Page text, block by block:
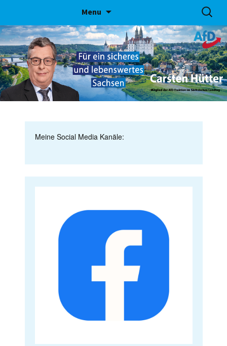
Menu
content
Suchen
nach:
Meine Social Media Kanäle: